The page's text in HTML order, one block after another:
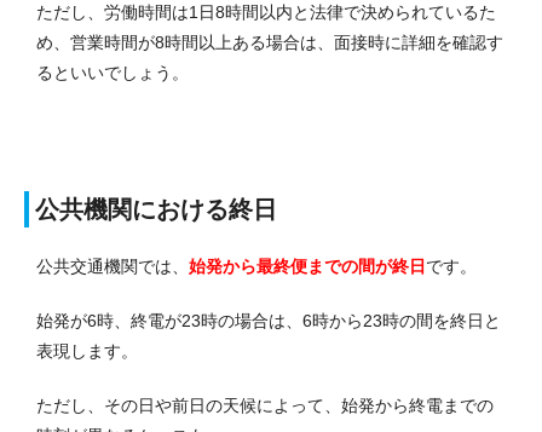
ただし、労働時間は1日8時間以内と法律で決められているた
め、営業時間が8時間以上ある場合は、面接時に詳細を確認す
るといいでしょう。
公共機関における終日
公共交通機関では、 始発から最終便までの間が終日です。
始発が6時、終電が23時の場合は、6時から23時の間を終日と
表現します。
ただし、その日や前日の天候によって、始発から終電までの